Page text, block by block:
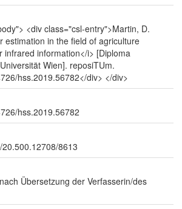
<div class="csl-entry">Martin, D.
estimation in the field of agriculture
infrared information</i> [Diploma
Wien]. reposiTUm.
hss.2019.56782</div> </div>
hss.2019.56782
8613
Übersetzung der Verfasserin/des